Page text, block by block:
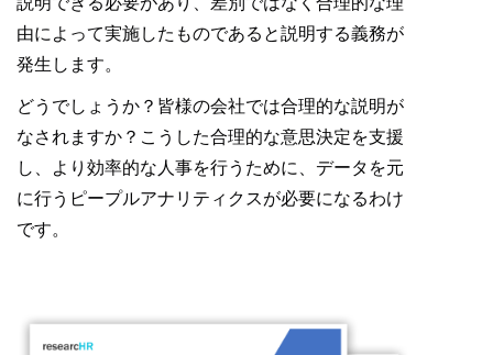
由によって実施したものであると説明する義務が
発生します。
どうでしょうか？皆様の会社では合理的な説明が
なされますか？こうした合理的な意思決定を支援
し、より効率的な人事を行うために、データを元
に行うピープルアナリティクスが必要になるわけ
です。